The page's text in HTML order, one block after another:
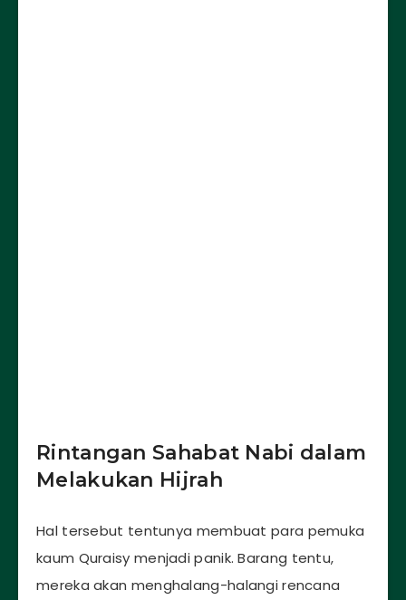
Rintangan Sahabat Nabi dalam
Melakukan Hijrah
Hal tersebut tentunya membuat para pemuka
kaum Quraisy menjadi panik. Barang tentu,
mereka akan menghalang-halangi rencana